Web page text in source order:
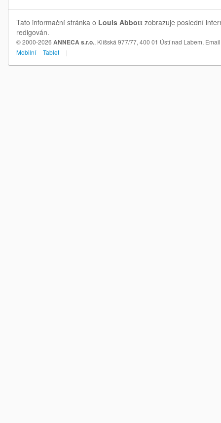
Tato informační stránka o Louis Abbott zobrazuje poslední
redigován.
© 2000-2026 ANNECA s.r.o., Klíšská 977/77, 400 01 Ústí nad Labem,
Mobilní
Tablet |